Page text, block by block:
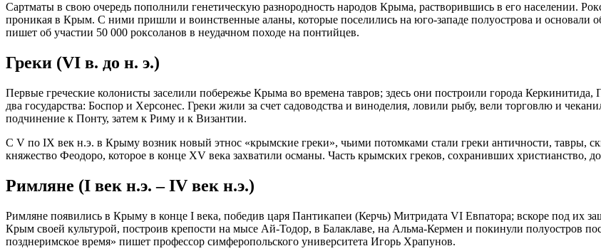
Сартматы в свою очередь пополнили генетическую разнородность народов Крыма, растворившись в его населении.
проникая в Крым. С ними пришли и воинственные аланы, которые поселились на юго-западе полуострова и основали
пишет об участии 50 000 роксоланов в неудачном походе на понтийцев.
Греки (VI в. до н. э.)
Первые греческие колонисты заселили побережье Крыма во времена тавров; здесь они построили города
два государства: Боспор и Херсонес. Греки жили за счет садоводства и виноделия, ловили рыбу, вели торговлю и
подчинение к Понту, затем к Риму и к Византии.
С V по IX век н.э. в Крыму возник новый этнос «крымские греки», чьими потомками стали греки античности, тавры,
княжество Феодоро, которое в конце XV века захватили османы. Часть крымских греков, сохранивших христианство,
Римляне (I век н.э. – IV век н.э.)
Римляне появились в Крыму в конце I века, победив царя Пантикапеи (Керчь) Митридата VI Евпатора; вскоре под их
Крым своей культурой, построив крепости на мысе Ай-Тодор, в Балаклаве, на Альма-Кермен и покинули полуостров
позднеримское время» пишет профессор симферопольского университета Игорь Храпунов.